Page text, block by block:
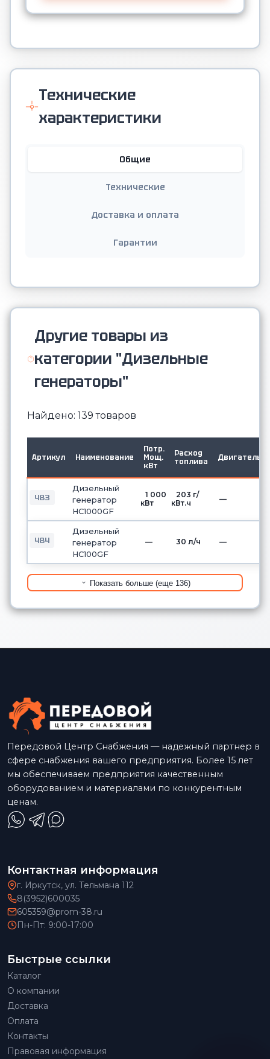
Технические
характеристики
Общие
Технические
Доставка и оплата
Гарантии
Другие товары из
категории "Дизельные
генераторы"
Найдено: 139 товаров
Артикул Наименование
Потр.
Мощ.
кВт
Расход
топлива
Двигатель
483
Дизельный
генератор
HC1000GF
1 000
кВт
203 г/
кВт.ч
—
484
Дизельный
генератор
HC100GF
— 30 л/ч —
Показать больше (еще 136)
Передовой Центр Снабжения — надежный партнер в
сфере снабжения вашего предприятия. Более 15 лет
мы обеспечиваем предприятия качественным
оборудованием и материалами по конкурентным
ценам.
Контактная информация
г. Иркутск, ул. Тельмана 112
8(3952)600035
605359@prom-38.ru
Пн-Пт: 9:00-17:00
Быстрые ссылки
Каталог
О компании
Доставка
Оплата
Контакты
Правовая информация